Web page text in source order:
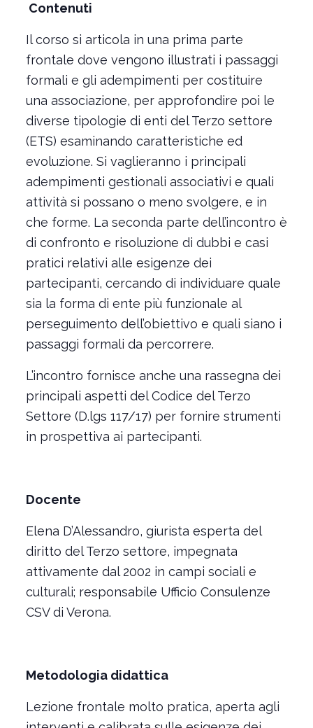
Contenuti
Il corso si articola in una prima parte
frontale dove vengono illustrati i passaggi
formali e gli adempimenti per costituire
una associazione, per approfondire poi le
diverse tipologie di enti del Terzo settore
(ETS) esaminando caratteristiche ed
evoluzione. Si vaglieranno i principali
adempimenti gestionali associativi e quali
attività si possano o meno svolgere, e in
che forme. La seconda parte dell’incontro è
di confronto e risoluzione di dubbi e casi
pratici relativi alle esigenze dei
partecipanti, cercando di individuare quale
sia la forma di ente più funzionale al
perseguimento dell’obiettivo e quali siano i
passaggi formali da percorrere.
L’incontro fornisce anche una rassegna dei
principali aspetti del Codice del Terzo
Settore (D.lgs 117/17) per fornire strumenti
in prospettiva ai partecipanti.
Docente
Elena D’Alessandro, giurista esperta del
diritto del Terzo settore, impegnata
attivamente dal 2002 in campi sociali e
culturali; responsabile Ufficio Consulenze
CSV di Verona.
Metodologia didattica
Lezione frontale molto pratica, aperta agli